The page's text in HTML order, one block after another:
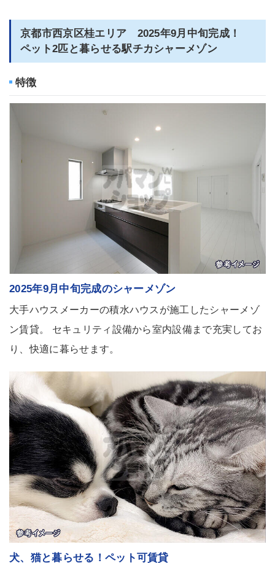
京都市西京区桂エリア 2025年9月中旬完成！
ペット2匹と暮らせる駅チカシャーメゾン
特徴
2025年9月中旬完成のシャーメゾン
大手ハウスメーカーの積水ハウスが施工したシャーメゾ
ン賃貸。 セキュリティ設備から室内設備まで充実してお
り、快適に暮らせます。
犬、猫と暮らせる！ペット可賃貸